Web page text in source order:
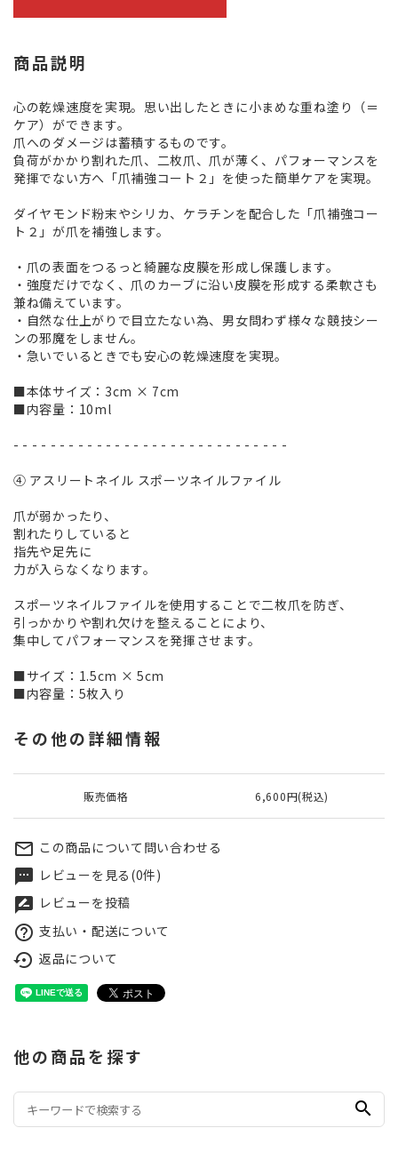
商品説明
心の乾燥速度を実現。思い出したときに小まめな重ね塗り（＝
ケア）ができます。
爪へのダメージは蓄積するものです。
負荷がかかり割れた爪、二枚爪、爪が薄く、パフォーマンスを
発揮でない方へ「爪補強コート２」を使った簡単ケアを実現。
ダイヤモンド粉末やシリカ、ケラチンを配合した「爪補強コー
ト２」が爪を補強します。
・爪の表面をつるっと綺麗な皮膜を形成し保護します。
・強度だけでなく、爪のカーブに沿い皮膜を形成する柔軟さも
兼ね備えています。
・自然な仕上がりで目立たない為、男女問わず様々な競技シー
ンの邪魔をしません。
・急いでいるときでも安心の乾燥速度を実現。
■本体サイズ：3cm × 7cm
■内容量：10ml
- - - - - - - - - - - - - - - - - - - - - - - - - - - - - -
④ アスリートネイル スポーツネイルファイル
爪が弱かったり、
割れたりしていると
指先や足先に
力が入らなくなります。
スポーツネイルファイルを使用することで二枚爪を防ぎ、
引っかかりや割れ欠けを整えることにより、
集中してパフォーマンスを発揮させます。
■サイズ：1.5cm × 5cm
■内容量：5枚入り
その他の詳細情報
販売価格 6,600円(税込)
mail_outline この商品について問い合わせる
textsms レビューを見る(0件)
rate_review レビューを投稿
help_outline 支払い・配送について
settings_backup_restore 返品について
他の商品を探す
search